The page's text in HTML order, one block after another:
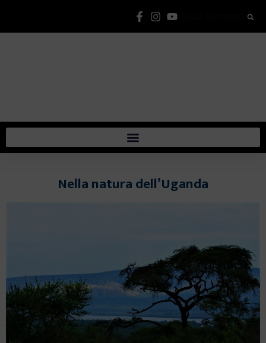
Nella natura dell’Uganda